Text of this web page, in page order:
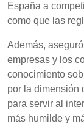
España a
como que las
Además,
empresas y los
conocimiento
por la dimensión
para servir al
más humilde y